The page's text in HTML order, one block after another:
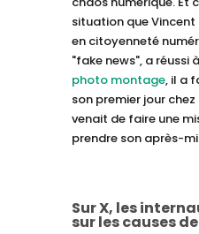
situation que
en citoyenneté
"fake news", a réussi
photo montage, il a
son premier jour
venait de faire une
prendre son après-
Sur X, les
sur les causes